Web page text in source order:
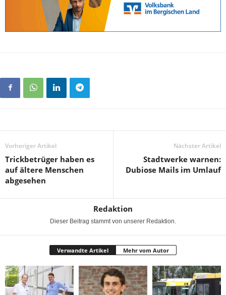
Vorheriger Artikel
Trickbetrüger haben es
auf ältere Menschen
abgesehen
Nächster Artikel
Stadtwerke warnen:
Dubiose Mails im Umlauf
Redaktion
Dieser Beitrag stammt von unserer Redaktion.
Verwandte Artikel Mehr vom Autor